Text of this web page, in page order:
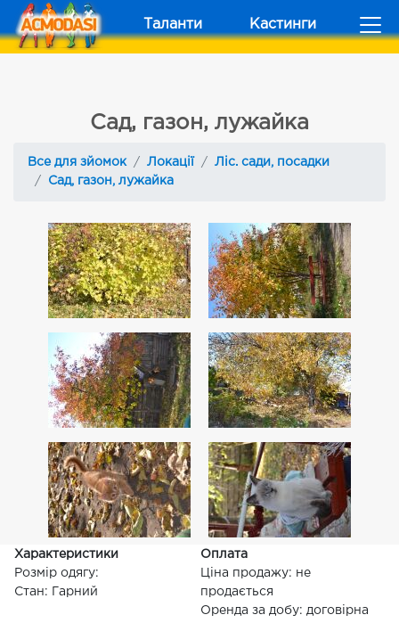
Таланти Кастинги
Сад, газон, лужайка
Все для зйомок Локації
Ліс. сади, посадки
Сад, газон, лужайка
Характеристики
Розмір одягу:
Стан: Гарний
Оплата
Ціна продажу: не
продається
Оренда за добу: договірна